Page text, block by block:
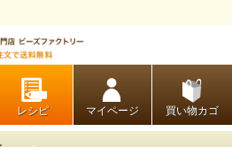
レシピ マイページ 買い物カゴ